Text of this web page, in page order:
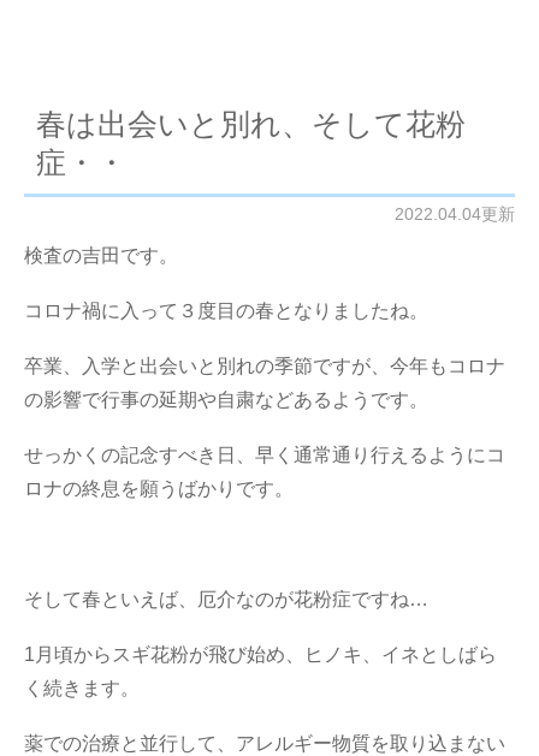
春は出会いと別れ、そして花粉
症・・
2022.04.04更新
検査の吉田です。
コロナ禍に入って３度目の春となりましたね。
卒業、入学と出会いと別れの季節ですが、今年もコロナ
の影響で行事の延期や自粛などあるようです。
せっかくの記念すべき日、早く通常通り行えるようにコ
ロナの終息を願うばかりです。
そして春といえば、厄介なのが花粉症ですね…
1月頃からスギ花粉が飛び始め、ヒノキ、イネとしばら
く続きます。
薬での治療と並行して、アレルギー物質を取り込まない